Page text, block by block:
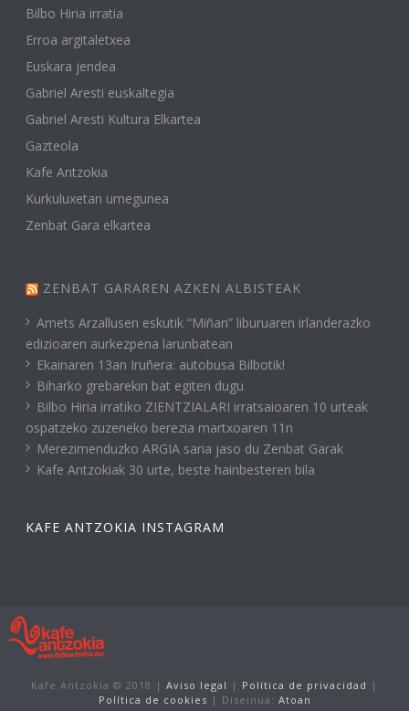
Bilbo Hiria irratia
Erroa argitaletxea
Euskara jendea
Gabriel Aresti euskaltegia
Gabriel Aresti Kultura Elkartea
Gazteola
Kafe Antzokia
Kurkuluxetan umegunea
Zenbat Gara elkartea
ZENBAT GARAREN AZKEN ALBISTEAK
Amets Arzallusen eskutik “Miñan” liburuaren irlanderazko
edizioaren aurkezpena larunbatean
Ekainaren 13an Iruñera: autobusa Bilbotik!
Biharko grebarekin bat egiten dugu
Bilbo Hiria irratiko ZIENTZIALARI irratsaioaren 10 urteak
ospatzeko zuzeneko berezia martxoaren 11n
Merezimenduzko ARGIA saria jaso du Zenbat Garak
Kafe Antzokiak 30 urte, beste hainbesteren bila
KAFE ANTZOKIA INSTAGRAM
Kafe Antzokia © 2018 | Aviso legal | Política de privacidad |
Política de cookies | Diseinua: Atoan